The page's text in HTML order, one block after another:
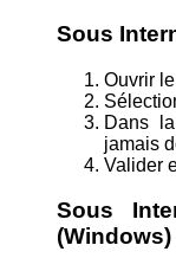
Sous
Ouvrir
Dans
jamais
Valider
Sous
(Windows)